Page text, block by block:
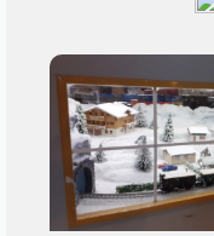
:
La
visite
de
Renaud
Yver